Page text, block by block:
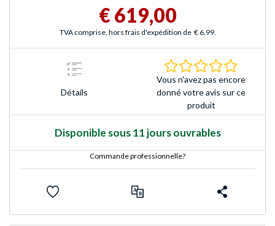
€ 619,00
TVA comprise, hors frais d'expédition de € 6,99.
Détails
Vous n'avez pas encore
donné votre avis sur ce
produit
Disponible sous 11 jours ouvrables
Commande professionnelle?